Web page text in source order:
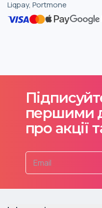
Liqpay, Portmone
першими
про акції